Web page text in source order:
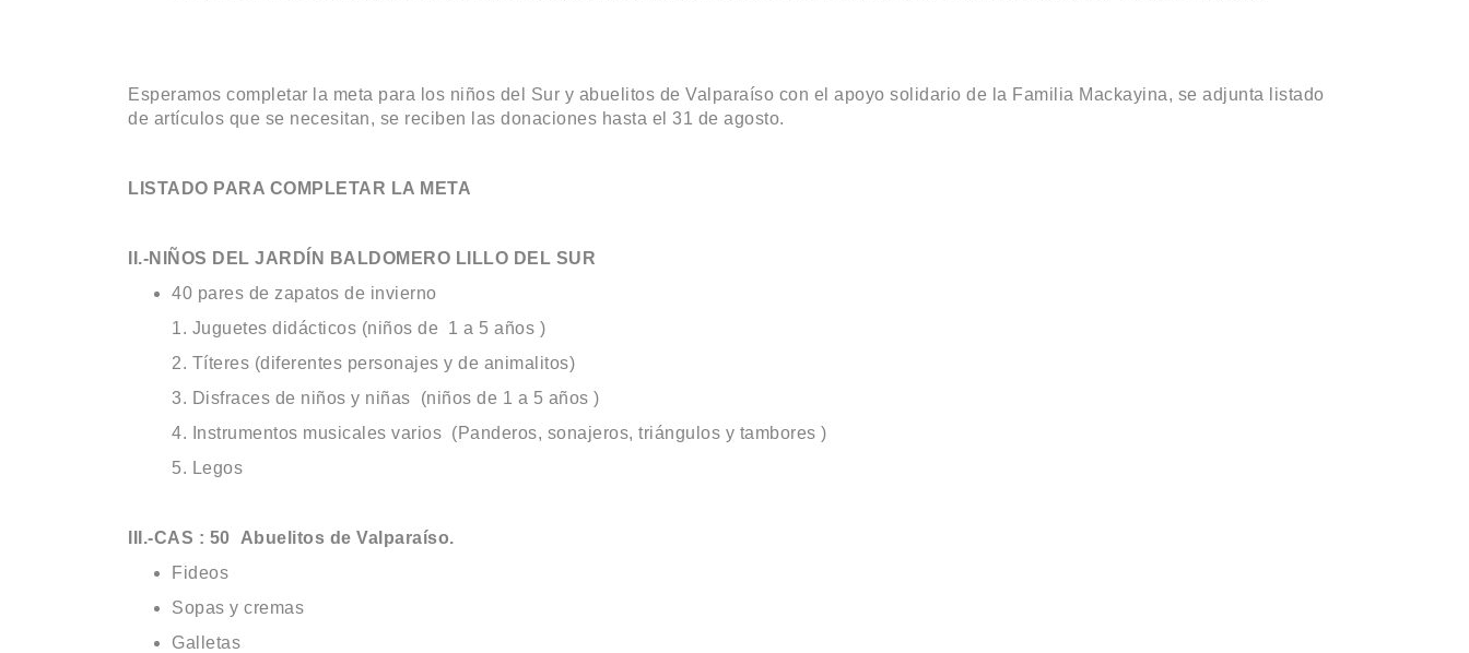
Esperamos completar la meta para los niños del Sur y abuelitos de Valparaíso con el apoyo solidario de la Familia Mackayina, se adjunta listado
de artículos que se necesitan, se reciben las donaciones hasta el 31 de agosto.
LISTADO PARA COMPLETAR LA META
II.-NIÑOS DEL JARDÍN BALDOMERO LILLO DEL SUR
40 pares de zapatos de invierno
Juguetes didácticos (niños de 1 a 5 años )
Títeres (diferentes personajes y de animalitos)
Disfraces de niños y niñas (niños de 1 a 5 años )
Instrumentos musicales varios (Panderos, sonajeros, triángulos y tambores )
Legos
III.-CAS : 50 Abuelitos de Valparaíso.
Fideos
Sopas y cremas
Galletas